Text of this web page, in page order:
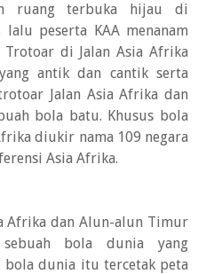
ruang terbuka hijau di
peserta KAA menanam
di Jalan Asia Afrika
antik dan cantik serta
Jalan Asia Afrika dan
bola batu. Khusus bola
diukir nama 109 negara
Asia Afrika.
Afrika dan Alun-alun Timur
bola dunia yang
bola dunia itu tercetak peta